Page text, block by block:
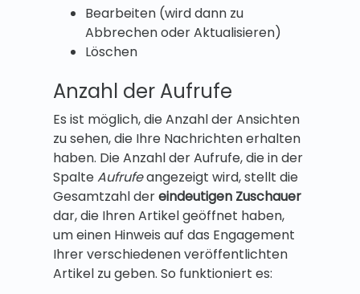
Bearbeiten (wird dann zu
Abbrechen oder Aktualisieren)
Löschen
Anzahl der Aufrufe
Es ist möglich, die Anzahl der Ansichten
zu sehen, die Ihre Nachrichten erhalten
haben. Die Anzahl der Aufrufe, die in der
SpalteAufrufeangezeigt wird, stellt die
Gesamtzahl dereindeutigen Zuschauer
dar, die Ihren Artikel geöffnet haben,
um einen Hinweis auf das Engagement
Ihrer verschiedenen veröffentlichten
Artikel zu geben. So funktioniert es: